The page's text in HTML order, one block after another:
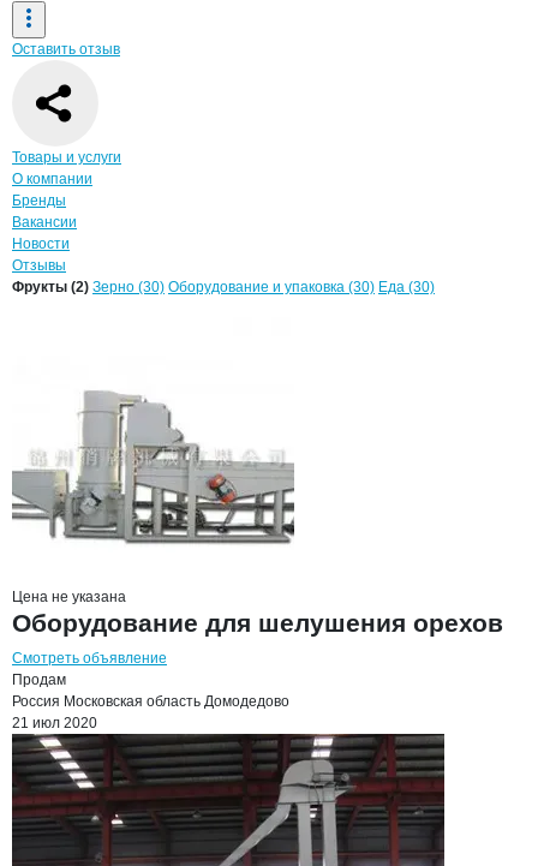
Оставить отзыв
Навигация по странице
Товары и услуги
О компании
Бренды
Вакансии
Новости
Отзывы
ПродукцияЛяонинская
Навигация по продуктамкомпании
Фрукты (2) Зерно (30) Оборудование и упаковка (30) Еда (30)
Цена не указана
Оборудование для шелушения орехов
Смотреть объявление
Продам
Россия Московская область Домодедово
21 июл 2020